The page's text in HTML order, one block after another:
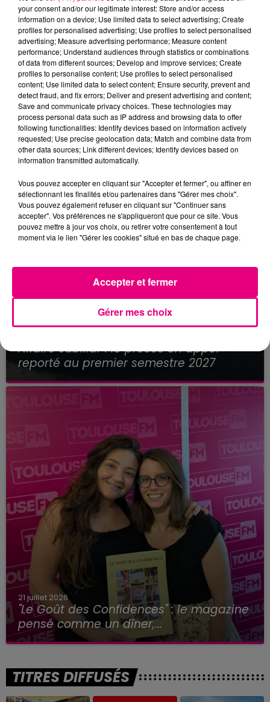
22 juillet 2026
Toulouse : circulation perturbée dans le
secteur François Verdier...
Affaire Jubillar : le procès en appel
reporté au premier semestre 2027
21 juillet 2026
"Le Goût des Confidences" : le magazine
pensé comme un dîner,...
TITRES DIFFUSÉS
your consent and/or our legitimate interest: Store and/or access
information on a device; Use limited data to select advertising; Create
profiles for personalised advertising; Use profiles to select personalised
advertising; Measure advertising performance; Measure content
performance; Understand audiences through statistics or combinations
of data from different sources; Develop and improve services; Create
profiles to personalise content; Use profiles to select personalised
content; Use limited data to select content; Ensure security, prevent and
detect fraud, and fix errors; Deliver and present advertising and content;
Save and communicate privacy choices. These technologies may
process personal data such as IP address and browsing data to offer
following functionalities: Identify devices based on information actively
requested; Use precise geolocation data; Match and combine data from
other data sources; Link different devices; Identify devices based on
information transmitted automatically.
Vous pouvez accepter en cliquant sur "Accepter et fermer", ou affiner en
sélectionnant les finalités et/ou partenaires dans "Gérer mes choix".
Vous pouvez également refuser en cliquant sur "Continuer sans
accepter". Vos préférences ne s'appliqueront que pour ce site. Vous
pouvez mettre à jour vos choix, ou retirer votre consentement à tout
moment via le lien "Gérer les cookies" situé en bas de chaque page.
Gérer mes choix
Accepter et fermer